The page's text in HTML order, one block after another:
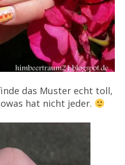
das Muster echt toll,
hat nicht jeder.